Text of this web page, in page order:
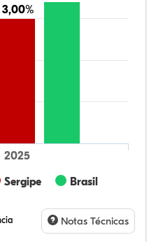
3,00%
3,00%
Sergipe Brasil
2025
Notas Técnicas